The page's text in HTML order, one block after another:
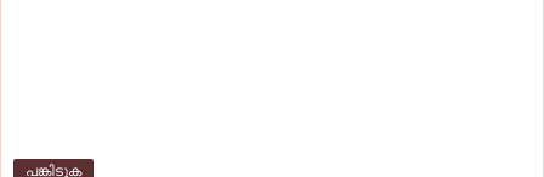
പങ്കിടുക